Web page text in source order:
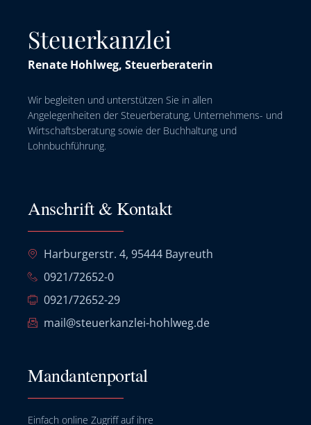
Steuerkanzlei
Renate Hohlweg, Steuerberaterin
Wir begleiten und unterstützen Sie in allen
Angelegenheiten der Steuerberatung, Unternehmens- und
Wirtschaftsberatung sowie der Buchhaltung und
Lohnbuchführung.
Anschrift & Kontakt
Harburgerstr. 4, 95444 Bayreuth
0921/72652-0
0921/72652-29
mail@steuerkanzlei-hohlweg.de
Mandantenportal
Einfach online Zugriff auf ihre